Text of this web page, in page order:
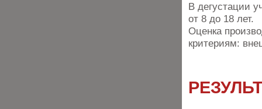
В дегустации
от 8 до 18 лет.
Оценка
критериям: